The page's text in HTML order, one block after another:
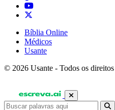
Bíblia Online
Médicos
Usante
© 2026 Usante - Todos os direitos